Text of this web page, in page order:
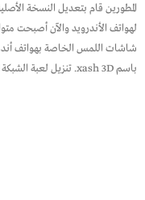
المطورين قام بتعديل النسخة
لهواتف الأندرويد والآن أصبحت
شاشات اللمس الخاصة بهواتف
باسم xash 3D. تنزيل لعبة الشبكة الحمراء هاف لايف half…